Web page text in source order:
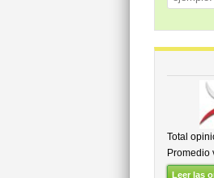
Total
Promedio
Leer las